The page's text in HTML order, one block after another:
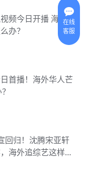
频今日开播 海外华
办？
首播！海外华人芒
回归！沈腾宋亚轩
海外追综艺这样不
在线
客服